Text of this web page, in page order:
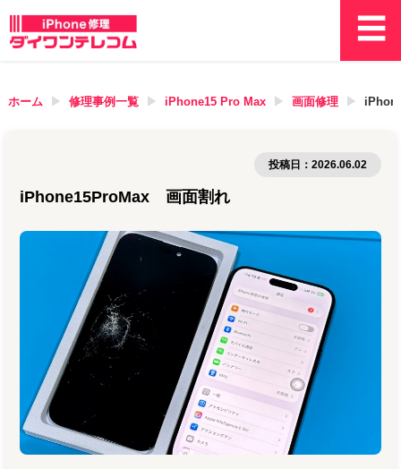
ホーム 修理事例一覧 iPhone15 Pro Max 画面修理
iPhone15ProMax 画面割れ
投稿日： 2026.06.02